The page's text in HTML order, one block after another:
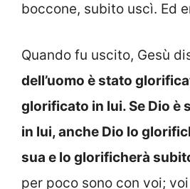
boccone, subito uscì. Ed
Quando fu uscito, Gesù
dell’uomo è stato
glorificato in lui. Se Dio è
in lui, anche Dio lo
sua e lo glorificherà
per poco sono con voi;